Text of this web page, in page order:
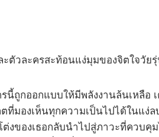
วละครสะท้อนแง่มุมของจิตใจวัย
นี้ถูกออกแบบให้มีพลังงานล้นเหลือ
มองเห็นทุกความเป็นไปได้ในแง่ล
งของเธอกลับนำไปสู่ภาวะที่ควบคุ